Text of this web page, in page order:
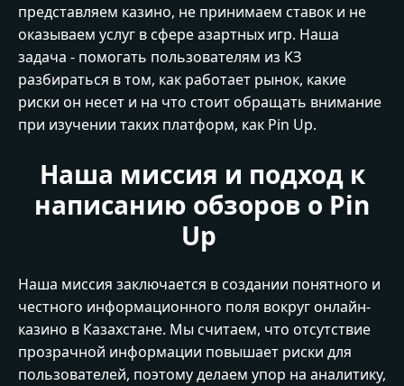
представляем казино, не принимаем ставок и не
оказываем услуг в сфере азартных игр. Наша
задача - помогать пользователям из КЗ
разбираться в том, как работает рынок, какие
риски он несет и на что стоит обращать внимание
при изучении таких платформ, как Pin Up.
Наша миссия и подход к
написанию обзоров о Pin
Up
Наша миссия заключается в создании понятного и
честного информационного поля вокруг онлайн-
казино в Казахстане. Мы считаем, что отсутствие
прозрачной информации повышает риски для
пользователей, поэтому делаем упор на аналитику,